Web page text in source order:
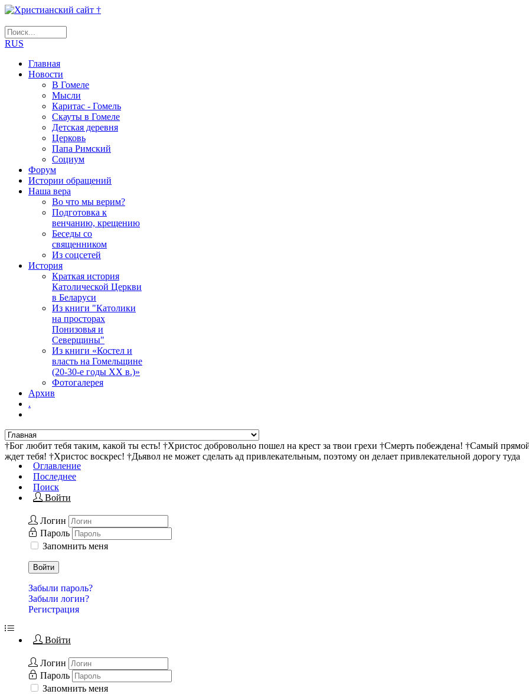
RUS
Главная
Новости
В Гомеле
Мысли
Каритас - Гомель
Скауты в Гомеле
Детская деревня
Церковь
Папа Римский
Социум
Форум
Истории обращений
Наша вера
Во что мы верим?
Подготовка к
венчанию, крещению
Беседы со
священником
Из соцсетей
История
Краткая история
Католической Церкви
в Беларуси
Из книги "Католики
на просторах
Понизовья и
Северщины"
Из книги «Костел и
власть на Гомельщине
(20-30-е годы ХХ в.)»
Фотогалерея
Архив
.
†Бог любит тебя таким, какой ты есть! †Христос добровольно пошел на крест за твои грехи †Смерть побеждена! †Самый
ждет тебя! †Христос воскрес! †Дьявол не может сделать ад привлекательным, поэтому он делает привлекательной дорогу туда
Оглавление
Последнее
Поиск
Войти
Логин
Пароль
Запомнить меня
Войти
Забыли пароль?
Забыли логин?
Регистрация
Войти
Логин
Пароль
Запомнить меня